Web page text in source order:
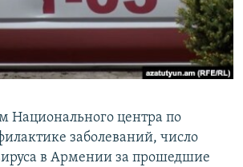
РС
Национального центра по
заболеваний, число
в Армении за прошедшие